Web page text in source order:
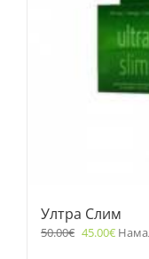
Ултра Слим
50.00€ 45.00€